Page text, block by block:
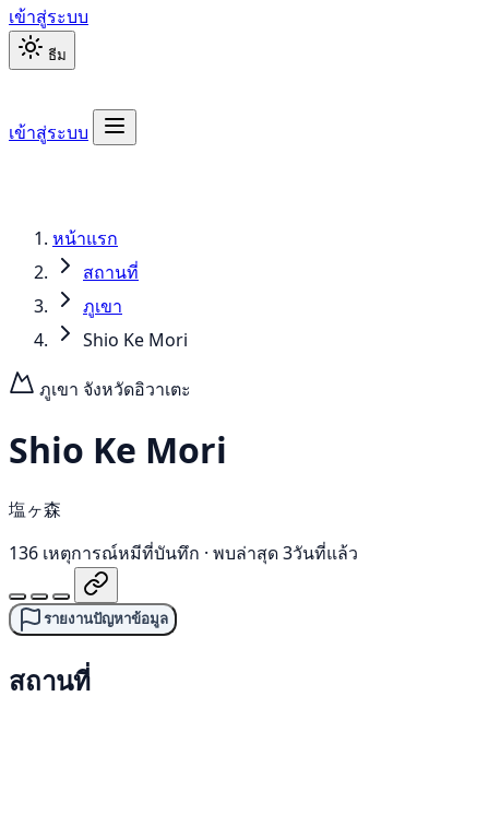
เข้าสู่ระบบ
ธีม
เข้าสู่ระบบ
หน้าแรก
สถานที่
ภูเขา
Shio Ke Mori
ภูเขา จังหวัดอิวาเตะ
Shio Ke Mori
塩ヶ森
136 เหตุการณ์หมีที่บันทึก · พบล่าสุด 3วันที่แล้ว
รายงานปัญหาข้อมูล
สถานที่